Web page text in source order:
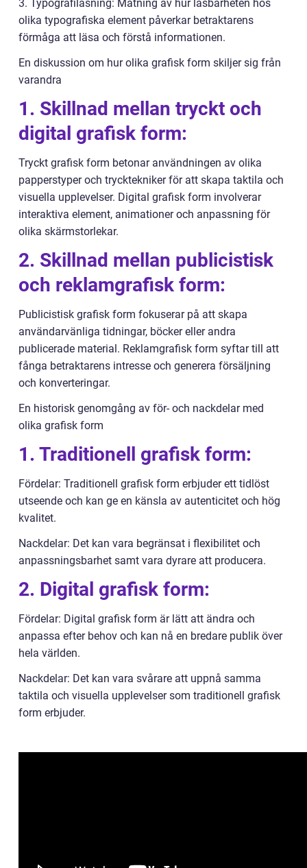
3. Typografiläsning: Mätning av hur läsbarheten hos
olika typografiska element påverkar betraktarens
förmåga att läsa och förstå informationen.
En diskussion om hur olika grafisk form skiljer sig från
varandra
1. Skillnad mellan tryckt och
digital grafisk form:
Tryckt grafisk form betonar användningen av olika
papperstyper och trycktekniker för att skapa taktila och
visuella upplevelser. Digital grafisk form involverar
interaktiva element, animationer och anpassning för
olika skärmstorlekar.
2. Skillnad mellan publicistisk
och reklamgrafisk form:
Publicistisk grafisk form fokuserar på att skapa
användarvänliga tidningar, böcker eller andra
publicerade material. Reklamgrafisk form syftar till att
fånga betraktarens intresse och generera försäljning
och konverteringar.
En historisk genomgång av för- och nackdelar med
olika grafisk form
1. Traditionell grafisk form:
Fördelar: Traditionell grafisk form erbjuder ett tidlöst
utseende och kan ge en känsla av autenticitet och hög
kvalitet.
Nackdelar: Det kan vara begränsat i flexibilitet och
anpassningsbarhet samt vara dyrare att producera.
2. Digital grafisk form:
Fördelar: Digital grafisk form är lätt att ändra och
anpassa efter behov och kan nå en bredare publik över
hela världen.
Nackdelar: Det kan vara svårare att uppnå samma
taktila och visuella upplevelser som traditionell grafisk
form erbjuder.